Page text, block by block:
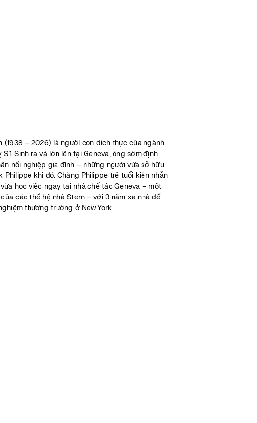
(1938 – 2026) là người con đích thực của ngành
Sĩ. Sinh ra và lớn lên tại Geneva, ông sớm định
nối nghiệp gia đình – những người vừa sở hữu
Philippe khi đó. Chàng Philippe trẻ tuổi kiên nhẫn
học việc ngay tại nhà chế tác Geneva – một
các thế hệ nhà Stern – với 3 năm xa nhà để
thương trường ở New York.